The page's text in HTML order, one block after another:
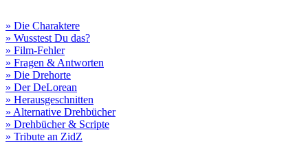
» Die Charaktere
» Wusstest Du das?
» Film-Fehler
» Fragen & Antworten
» Die Drehorte
» Der DeLorean
» Herausgeschnitten
» Alternative Drehbücher
» Drehbücher & Scripte
» Tribute an ZidZ